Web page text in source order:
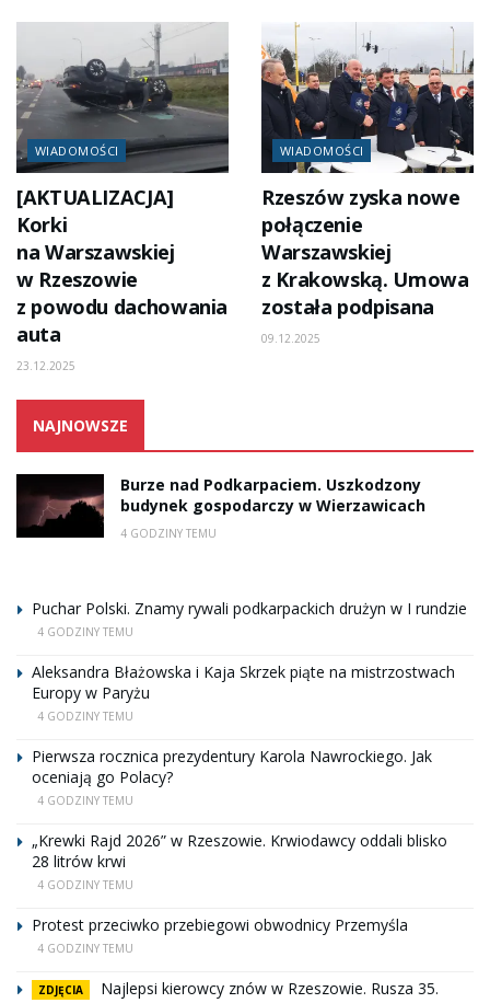
WIADOMOŚCI
[AKTUALIZACJA]
Korki
na Warszawskiej
w Rzeszowie
z powodu dachowania
auta
23.12.2025
WIADOMOŚCI
Rzeszów zyska nowe
połączenie
Warszawskiej
z Krakowską. Umowa
została podpisana
09.12.2025
NAJNOWSZE
Burze nad Podkarpaciem. Uszkodzony
budynek gospodarczy w Wierzawicach
4 GODZINY TEMU
Puchar Polski. Znamy rywali podkarpackich drużyn w I rundzie
4 GODZINY TEMU
Aleksandra Błażowska i Kaja Skrzek piąte na mistrzostwach
Europy w Paryżu
4 GODZINY TEMU
Pierwsza rocznica prezydentury Karola Nawrockiego. Jak
oceniają go Polacy?
4 GODZINY TEMU
„Krewki Rajd 2026” w Rzeszowie. Krwiodawcy oddali blisko
28 litrów krwi
4 GODZINY TEMU
Protest przeciwko przebiegowi obwodnicy Przemyśla
4 GODZINY TEMU
ZDJĘCIA
Najlepsi kierowcy znów w Rzeszowie. Rusza 35.